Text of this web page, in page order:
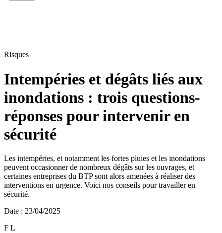
Risques
Intempéries et dégâts liés aux
inondations : trois questions-
réponses pour intervenir en
sécurité
Les intempéries, et notamment les fortes pluies et les inondations
peuvent occasionner de nombreux dégâts sur les ouvrages, et
certaines entreprises du BTP sont alors amenées à réaliser des
interventions en urgence. Voici nos conseils pour travailler en
sécurité.
Date : 23/04/2025
F L